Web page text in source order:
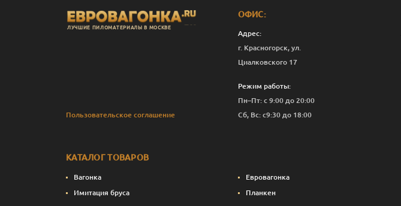
ЛУЧШИЕ ПИЛОМАТЕРИАЛЫ В МОСКВЕ
Пользовательское соглашение
ОФИС:
Адрес:
г. Красногорск, ул.
Циалковского 17
Режим работы:
Пн–Пт: с 9:00 до 20:00
Сб, Вс: с9:30 до 18:00
КАТАЛОГ ТОВАРОВ
Вагонка Евровагонка
Имитация бруса
Планкен